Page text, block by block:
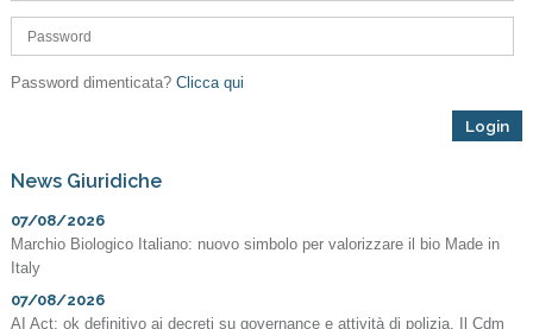
Password dimenticata? Clicca qui
News Giuridiche
07/08/2026
Marchio Biologico Italiano: nuovo simbolo per valorizzare il bio Made in
Italy
07/08/2026
AI Act: ok definitivo ai decreti su governance e attività di polizia. Il Cdm